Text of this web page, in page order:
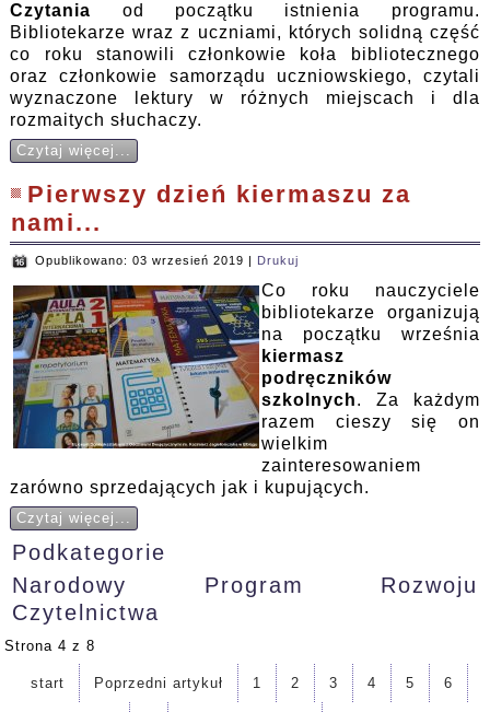
Czytania od początku istnienia programu.
Bibliotekarze wraz z uczniami, których solidną część
co roku stanowili członkowie koła bibliotecznego
oraz członkowie samorządu uczniowskiego, czytali
wyznaczone lektury w różnych miejscach i dla
rozmaitych słuchaczy.
Czytaj więcej...
Pierwszy dzień kiermaszu za
nami...
Opublikowano: 03 wrzesień 2019 Drukuj
Co roku nauczyciele
bibliotekarze organizują
na początku września
kiermasz
podręczników
szkolnych. Za każdym
razem cieszy się on
wielkim
zainteresowaniem
zarówno sprzedających jak i kupujących.
Czytaj więcej...
Podkategorie
Narodowy Program Rozwoju
Czytelnictwa
Strona 4 z 8
start Poprzedni artykuł 1 2 3 4 5 6